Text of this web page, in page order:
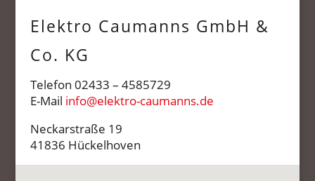
Elektro Caumanns GmbH &
Co. KG
Telefon 02433 – 4585729
E-Mail info@elektro-caumanns.de
Neckarstraße 19
41836 Hückelhoven